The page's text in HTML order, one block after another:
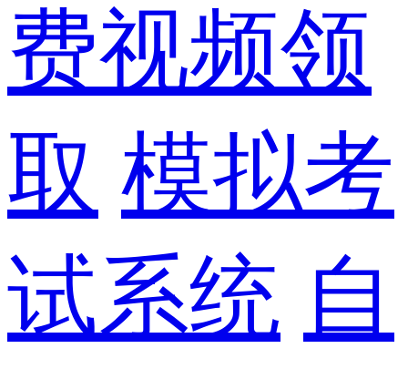
费视频领
取 模拟考
试系统 自